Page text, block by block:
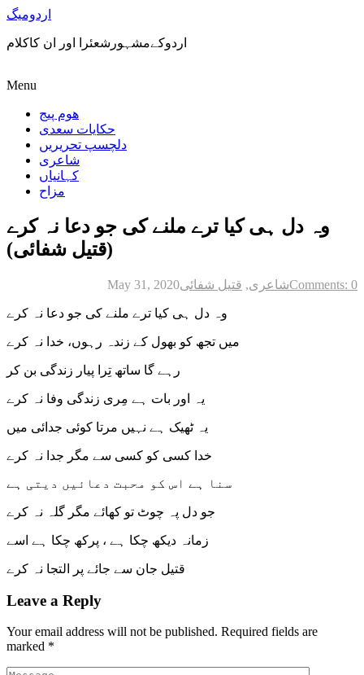
اردومیگ
اردوکےمشہورشعئرا اور ان کاکلام
Menu
ھوم پیج
حکایات سعدی
دلچسپ تحریریں
شاعری
کہانیاں
مزاح
وہ دل ہی کیا ترے ملنے کی جو دعا نہ کرے
(قتیل شفائی)
May 31, 2020 شاعری, قتیل شفائی Comments: 0
وہ دل ہی کیا ترے ملنے کی جو دعا نہ کرے
میں تجھ کو بھول کے زندہ رہوں، خدا نہ کرے
رہے گا ساتھ تِرا پیار زندگی بن کر
یہ اور بات ہے مِری زندگی وفا نہ کرے
یہ ٹھیک ہے نہیں مرتا کوئی جدائی میں
خدا کسی کو کسی سے مگر جدا نہ کرے
سنا ہے اس کو محبت دعائیں دیتی ہے
جو دل پہ چوٹ تو کھائے مگر گلہ نہ کرے
زمانہ دیکھ چکا ہے ، پرکھ چکا ہے اسے
قتیل جان سے جائے پر التجا نہ کرے
Leave a Reply
Your email address will not be published. Required fields are
marked *